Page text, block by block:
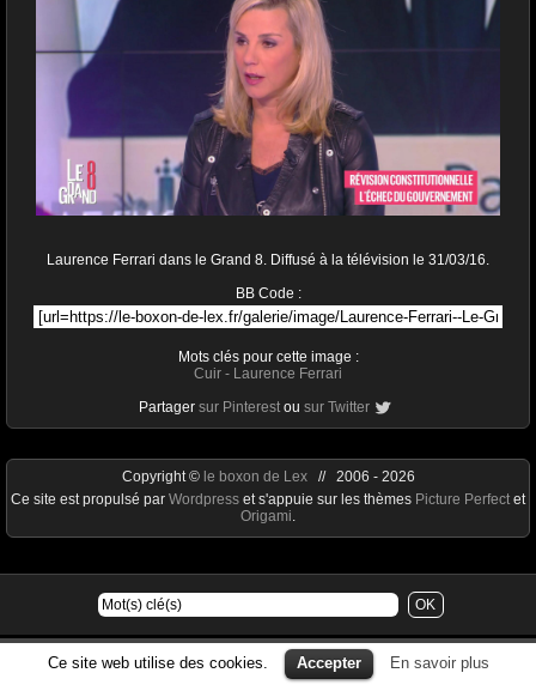
Laurence Ferrari dans le Grand 8. Diffusé à la télévision le 31/03/16.
BB Code :
Mots clés pour cette image :
Cuir - Laurence Ferrari
Partager sur Pinterest ou sur Twitter
Ce site web utilise des cookies. Accepter En savoir plus
Copyright © le boxon de Lex// 2006 - 2026
Ce site est propulsé par Wordpress et s'appuie sur les thèmes Picture Perfect et
Origami.